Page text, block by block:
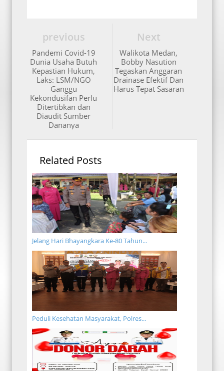
Next
Walikota Medan,
Bobby Nasution
Tegaskan Anggaran
Drainase Efektif Dan
Harus Tepat Sasaran
previous
Pandemi Covid-19
Dunia Usaha Butuh
Kepastian Hukum,
Laks: LSM/NGO
Ganggu
Kekondusifan Perlu
Ditertibkan dan
Diaudit Sumber
Dananya
Related Posts
Jelang Hari Bhayangkara Ke-80 Tahun...
Peduli Kesehatan Masyarakat, Polres...